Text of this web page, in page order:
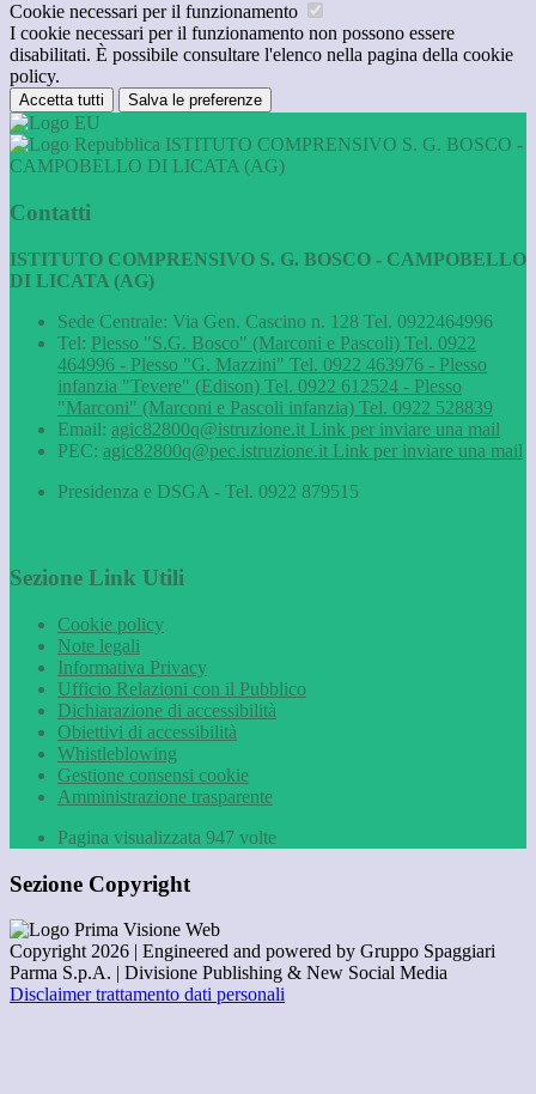
Cookie necessari per il funzionamento
I cookie necessari per il funzionamento non possono essere
disabilitati. È possibile consultare l'elenco nella pagina della cookie
policy.
Accetta tutti Salva le preferenze
ISTITUTO COMPRENSIVO S. G. BOSCO -
CAMPOBELLO DI LICATA (AG)
Contatti
ISTITUTO COMPRENSIVO S. G. BOSCO - CAMPOBELLO
DI LICATA (AG)
Sede Centrale: Via Gen. Cascino n. 128 Tel. 0922464996
Tel: Plesso "S.G. Bosco" (Marconi e Pascoli) Tel. 0922
464996 - Plesso "G. Mazzini" Tel. 0922 463976 - Plesso
infanzia "Tevere" (Edison) Tel. 0922 612524 - Plesso
"Marconi" (Marconi e Pascoli infanzia) Tel. 0922 528839
Email: agic82800q@istruzione.it Link per inviare una mail
PEC: agic82800q@pec.istruzione.it Link per inviare una mail
Presidenza e DSGA - Tel. 0922 879515
Sezione Link Utili
Cookie policy
Note legali
Informativa Privacy
Ufficio Relazioni con il Pubblico
Dichiarazione di accessibilità
Obiettivi di accessibilità
Whistleblowing
Gestione consensi cookie
Amministrazione trasparente
Pagina visualizzata 947 volte
Sezione Copyright
Copyright 2026 | Engineered and powered by Gruppo Spaggiari
Parma S.p.A. | Divisione Publishing & New Social Media
Disclaimer trattamento dati personali